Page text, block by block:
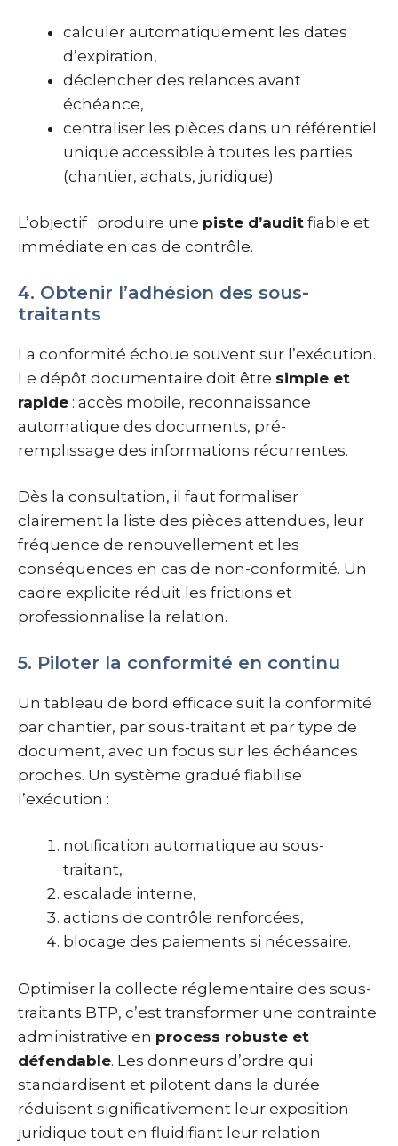
calculer automatiquement les dates
d’expiration,
déclencher des relances avant
échéance,
centraliser les pièces dans un référentiel
unique accessible à toutes les parties
(chantier, achats, juridique).
L’objectif : produire une piste d’audit fiable et
immédiate en cas de contrôle.
4. Obtenir l’adhésion des sous-
traitants
La conformité échoue souvent sur l’exécution.
Le dépôt documentaire doit être simple et
rapide : accès mobile, reconnaissance
automatique des documents, pré-
remplissage des informations récurrentes.
Dès la consultation, il faut formaliser
clairement la liste des pièces attendues, leur
fréquence de renouvellement et les
conséquences en cas de non-conformité. Un
cadre explicite réduit les frictions et
professionnalise la relation.
5. Piloter la conformité en continu
Un tableau de bord efficace suit la conformité
par chantier, par sous-traitant et par type de
document, avec un focus sur les échéances
proches. Un système gradué fiabilise
l’exécution :
notification automatique au sous-
traitant,
escalade interne,
actions de contrôle renforcées,
blocage des paiements si nécessaire.
Optimiser la collecte réglementaire des sous-
traitants BTP, c’est transformer une contrainte
administrative en process robuste et
défendable. Les donneurs d’ordre qui
standardisent et pilotent dans la durée
réduisent significativement leur exposition
juridique tout en fluidifiant leur relation